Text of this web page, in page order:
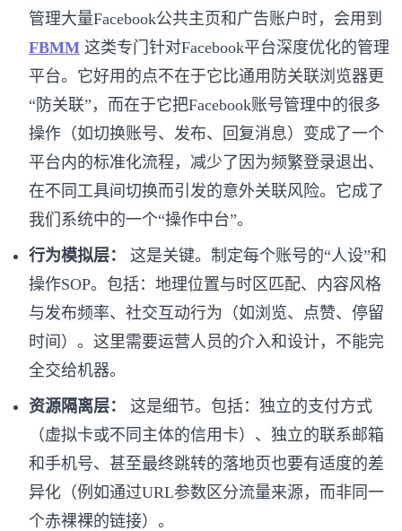
管理大量Facebook公共主页和广告账户时，会用到
FBMM 这类专门针对Facebook平台深度优化的管理
平台。它好用的点不在于它比通用防关联浏览器更
“防关联”，而在于它把Facebook账号管理中的很多
操作（如切换账号、发布、回复消息）变成了一个
平台内的标准化流程，减少了因为频繁登录退出、
在不同工具间切换而引发的意外关联风险。它成了
我们系统中的一个“操作中台”。
行为模拟层：
这是关键。制定每个账号的“人设”和
操作SOP。包括：地理位置与时区匹配、内容风格
与发布频率、社交互动行为（如浏览、点赞、停留
时间）。这里需要运营人员的介入和设计，不能完
全交给机器。
资源隔离层：
这是细节。包括：独立的支付方式
（虚拟卡或不同主体的信用卡）、独立的联系邮箱
和手机号、甚至最终跳转的落地页也要有适度的差
异化（例如通过URL参数区分流量来源，而非同一
个赤裸裸的链接）。